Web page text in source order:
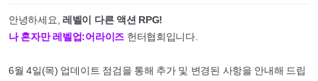
안녕하세요,레벨이 다른 액션 RPG!
나 혼자만 레벨업:어라이즈 헌터협회입니다.
6월 4일(목) 업데이트 점검을 통해 추가 및 변경된 사항을 안내해 드립